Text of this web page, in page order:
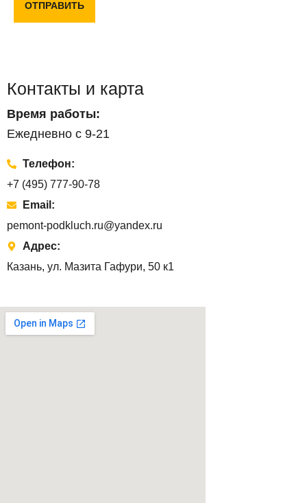
ОТПРАВИТЬ
Контакты и карта
Время работы:
Ежедневно с 9-21
Телефон:
+7 (495) 777-90-78
Email:
pemont-podkluch.ru@yandex.ru
Адрес:
Казань, ул. Мазита Гафури, 50 к1